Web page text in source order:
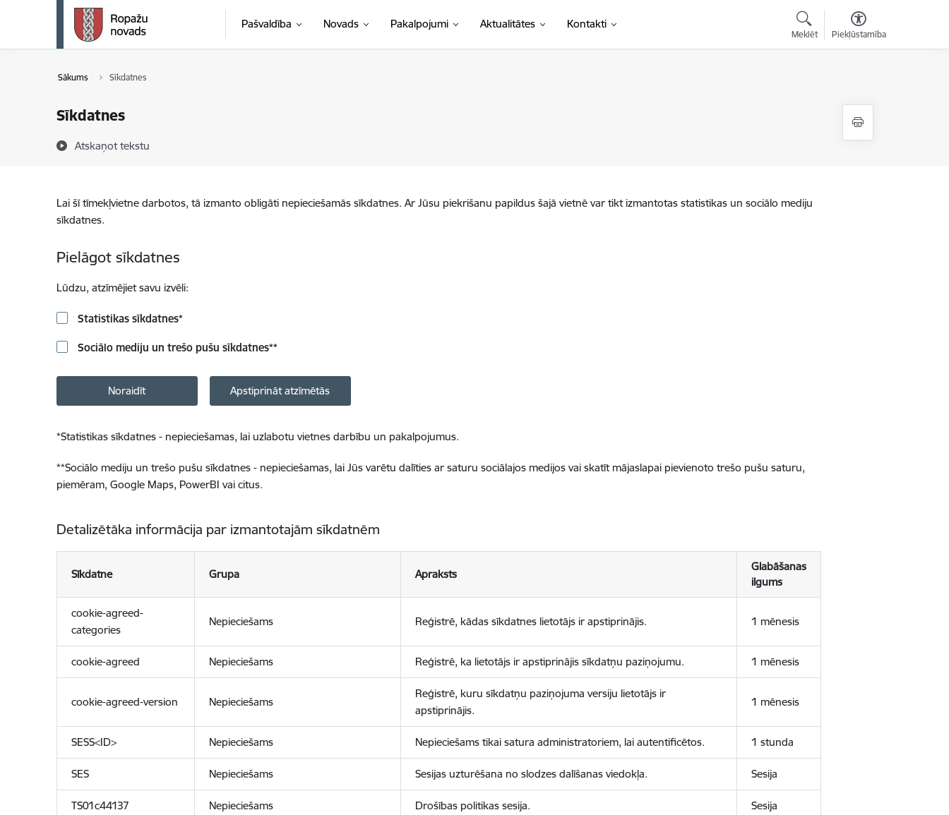
Pāriet uz lapas saturu
Pašvaldība Novads Pakalpojumi Aktualitātes Kontakti
Meklēt Piekļūstamība
Sākums Sīkdatnes
Sīkdatnes
Atskaņot tekstu
Lai šī tīmekļvietne darbotos, tā izmanto obligāti nepieciešamās sīkdatnes. Ar Jūsu piekrišanu papildus šajā vietnē var tikt izmantotas statistikas un sociālo mediju
sīkdatnes.
Pielāgot sīkdatnes
Lūdzu, atzīmējiet savu izvēli:
Statistikas sīkdatnes*
Sociālo mediju un trešo pušu sīkdatnes**
Noraidīt Apstiprināt atzīmētās
*Statistikas sīkdatnes - nepieciešamas, lai uzlabotu vietnes darbību un pakalpojumus.
**Sociālo mediju un trešo pušu sīkdatnes - nepieciešamas, lai Jūs varētu dalīties ar saturu sociālajos medijos vai skatīt mājaslapai pievienoto trešo pušu saturu,
piemēram, Google Maps, PowerBI vai citus.
Detalizētāka informācija par izmantotajām sīkdatnēm
Sīkdatne Grupa Apraksts
Glabāšanas
ilgums
cookie-agreed-
categories
Nepieciešams Reģistrē, kādas sīkdatnes lietotājs ir apstiprinājis. 1 mēnesis
cookie-agreed Nepieciešams Reģistrē, ka lietotājs ir apstiprinājis sīkdatņu paziņojumu. 1 mēnesis
cookie-agreed-version Nepieciešams
Reģistrē, kuru sīkdatņu paziņojuma versiju lietotājs ir
apstiprinājis.
1 mēnesis
SESS<ID> Nepieciešams Nepieciešams tikai satura administratoriem, lai autentificētos. 1 stunda
SES Nepieciešams Sesijas uzturēšana no slodzes dalīšanas viedokļa. Sesija
TS01c44137 Nepieciešams Drošības politikas sesija. Sesija